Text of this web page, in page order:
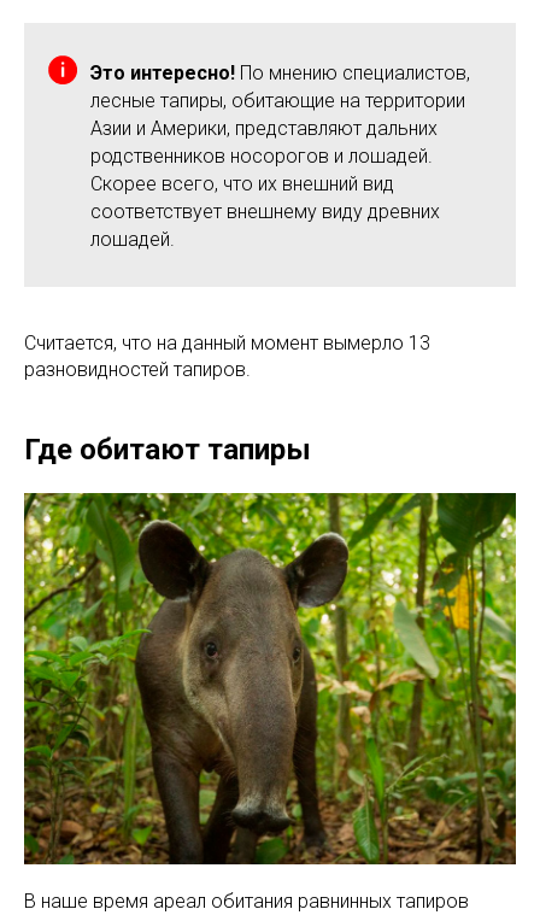
Это интересно! По мнению специалистов,
лесные тапиры, обитающие на территории
Азии и Америки, представляют дальних
родственников носорогов и лошадей.
Скорее всего, что их внешний вид
соответствует внешнему виду древних
лошадей.
Считается, что на данный момент вымерло 13
разновидностей тапиров.
Где обитают тапиры
В наше время ареал обитания равнинных тапиров